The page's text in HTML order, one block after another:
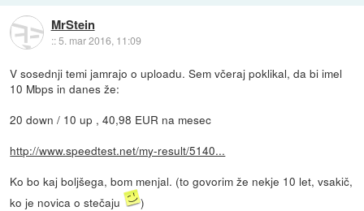
MrStein
::5. mar 2016, 11:09
V sosednji temi jamrajo o uploadu. Sem včeraj poklikal, da bi imel
10 Mbps in danes že:
20 down / 10 up , 40,98 EUR na mesec
http://www.speedtest.net/my-result/5140...
Ko bo kaj boljšega, bom menjal. (to govorim že nekje 10 let, vsakič,
ko je novica o stečaju
)